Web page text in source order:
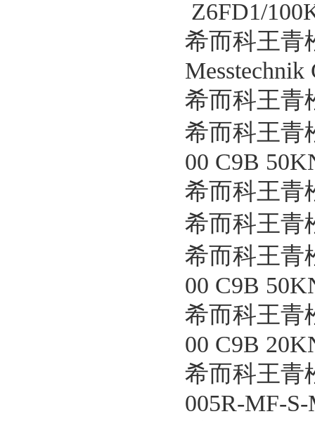
Z6FD1/
希而科王青
希而科王
希而科王
00 C9B
希而科王
希而科王
希而科王
00 C9B
希而科王
00 C9B
希而科王
005R-MF-